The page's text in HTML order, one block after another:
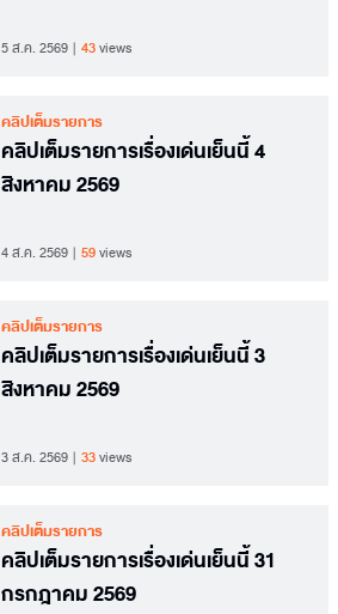
5 ส.ค. 2569 43views
คลิปเต็มรายการ
คลิปเต็มรายการเรื่องเด่นเย็นนี้ 4
สิงหาคม 2569
4 ส.ค. 2569 59views
คลิปเต็มรายการ
คลิปเต็มรายการเรื่องเด่นเย็นนี้ 3
สิงหาคม 2569
3 ส.ค. 2569 33views
คลิปเต็มรายการ
คลิปเต็มรายการเรื่องเด่นเย็นนี้ 31
กรกฎาคม 2569